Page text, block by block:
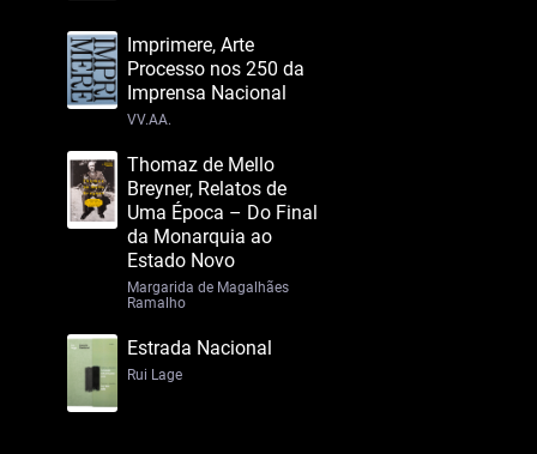
Imprimere, Arte
Processo nos 250 da
Imprensa Nacional
VV.AA.
Thomaz de Mello
Breyner, Relatos de
Uma Época – Do Final
da Monarquia ao
Estado Novo
Margarida de Magalhães
Ramalho
Estrada Nacional
Rui Lage